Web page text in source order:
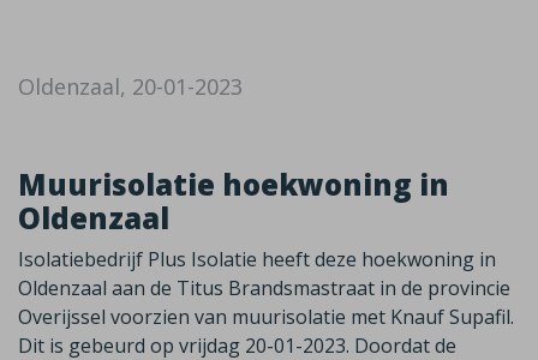
Oldenzaal, 20-01-2023
Muurisolatie hoekwoning in
Oldenzaal
Isolatiebedrijf Plus Isolatie heeft deze hoekwoning in
Oldenzaal aan de Titus Brandsmastraat in de provincie
Overijssel voorzien van muurisolatie met Knauf Supafil.
Dit is gebeurd op vrijdag 20-01-2023. Doordat de